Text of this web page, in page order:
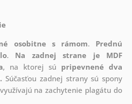
osobitne s rámom. Prednú
. Na zadnej strane je
MDF
, na ktorej sú pripevnené dva
Súčasťou zadnej strany sú spony
na zachytenie plagátu do